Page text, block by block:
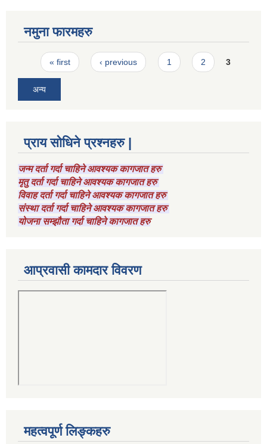
नमुना फारमहरु
Pages
« first ‹ previous 1 2 3
अन्य
प्राय सोधिने प्रश्नहरु |
जन्म दर्ता गर्दा चाहिने आवश्यक कागजात हरु
मृतु दर्ता गर्दा चाहिने आवश्यक कागजात हरु
विवाह दर्ता गर्दा चाहिने आवश्यक कागजात हरु
संस्था दर्ता गर्दा चाहिने आवश्यक कागजात हरु
योजना सम्झौता गर्दा चाहिने कागजात हरु
आप्रवासी कामदार विवरण
महत्वपूर्ण लिङ्कहरु